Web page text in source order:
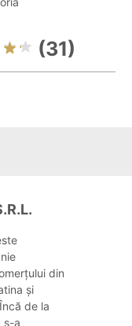
(31)
din
și
de la
s-a